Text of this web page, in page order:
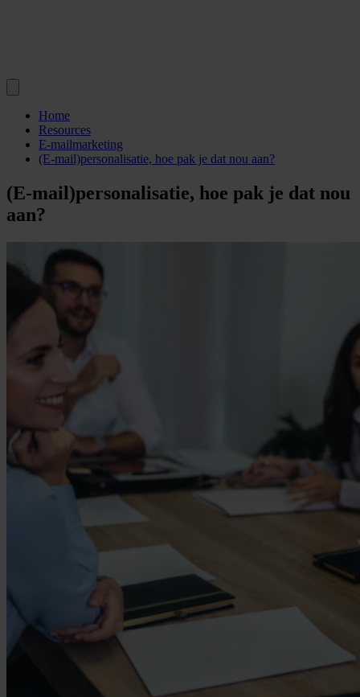
Home
Resources
E-mailmarketing
(E-mail)personalisatie, hoe pak je dat nou aan?
(E-mail)personalisatie, hoe pak je dat nou
aan?